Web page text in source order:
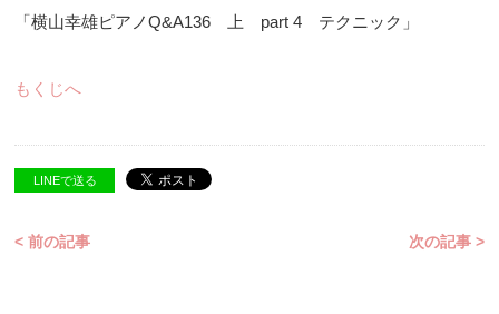
「横山幸雄ピアノQ&A136 上 part 4 テクニック」
もくじへ
LINEで送る
< 前の記事 次の記事 >